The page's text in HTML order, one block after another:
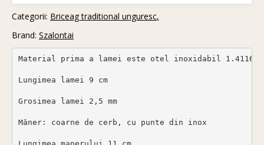
Categorii: Briceag traditional unguresc
Brand: Szalontai
Material prima a lamei este otel inoxidabil
Lungimea lamei 9 cm
Grosimea lamei 2,5 mm
Mâner: coarne de cerb, cu punte din inox